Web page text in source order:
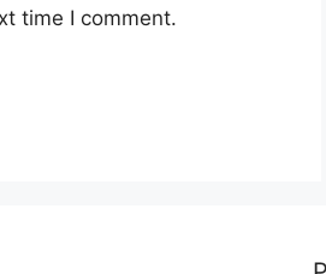
time I comment.